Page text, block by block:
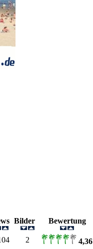
Bilder
Bewertung
2 4,36